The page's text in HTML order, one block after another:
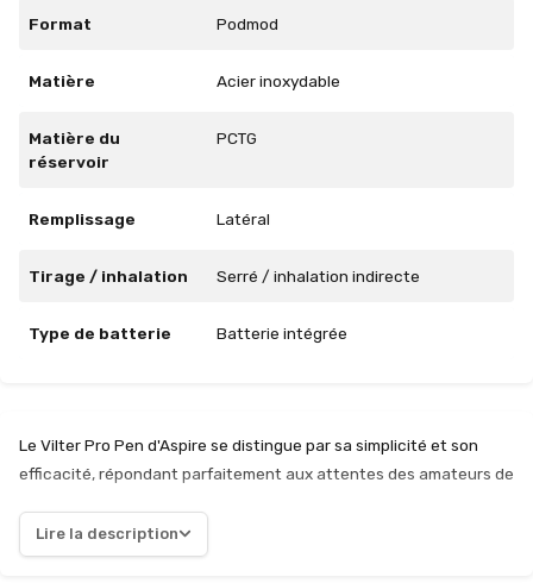
Format Podmod
Matière Acier inoxydable
Matière du
réservoir
PCTG
Remplissage Latéral
Tirage / inhalation Serré / inhalation indirecte
Type de batterie Batterie intégrée
Le Vilter Pro Pen d'Aspire se distingue par sa simplicité et son
efficacité, répondant parfaitement aux attentes des amateurs de
d'écran, se concentre sur l'essentiel : offrir une expérience de
vape fluide et agréable. Sa batterie de 420mAh, bien que
Lire la description